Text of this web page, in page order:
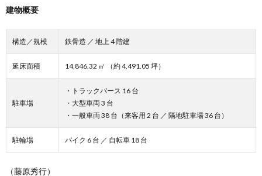
建物概要
構造／規模 鉄骨造 ／ 地上 4 階建
延床面積 14,846.32 ㎡ （約 4,491.05 坪）
駐車場
・トラックバース 16 台
・大型車両 3 台
・一般車両 38 台（来客用 2 台 ／ 隔地駐車場 36 台）
駐輪場 バイク 6 台 ／ 自転車 18 台
（藤原秀行）